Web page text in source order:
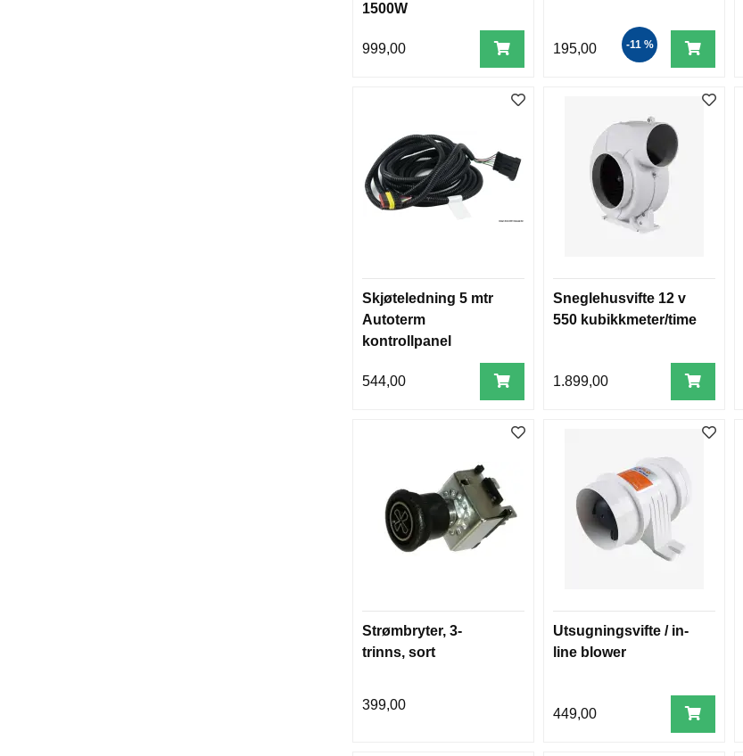
1500W
999,00 195,00 -11 %
Skjøteledning 5 mtr
Autoterm
kontrollpanel
544,00
Sneglehusvifte 12 v
550 kubikkmeter/time
1.899,00
Strømbryter, 3-
trinns, sort
399,00
Utsugningsvifte / in-
line blower
449,00